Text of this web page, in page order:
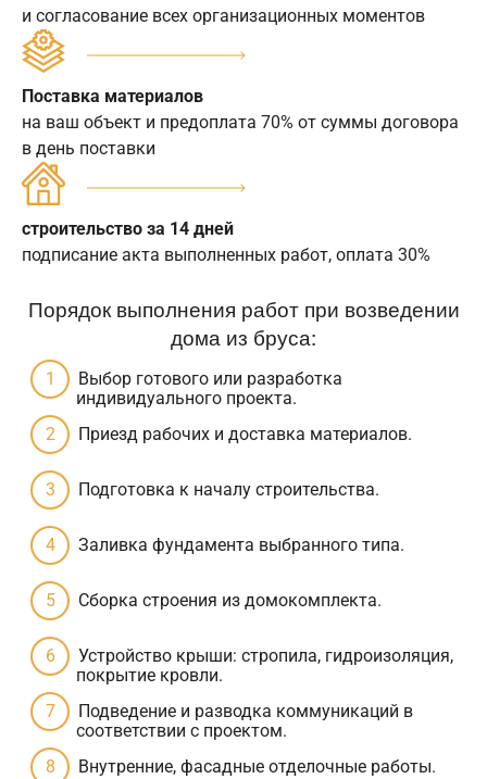
и согласование всех организационных моментов
Поставка материалов
на ваш объект и предоплата 70% от суммы договора
в день поставки
строительство за 14 дней
подписание акта выполненных работ, оплата 30%
Порядок выполнения работ при возведении
дома из бруса:
Выбор готового или разработка
индивидуального проекта.
Приезд рабочих и доставка материалов.
Подготовка к началу строительства.
Заливка фундамента выбранного типа.
Сборка строения из домокомплекта.
Устройство крыши: стропила, гидроизоляция,
покрытие кровли.
Подведение и разводка коммуникаций в
соответствии с проектом.
Внутренние, фасадные отделочные работы.